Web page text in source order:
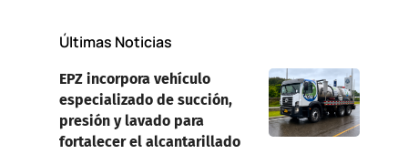
Últimas Noticias
EPZ incorpora vehículo
especializado de succión,
presión y lavado para
fortalecer el alcantarillado